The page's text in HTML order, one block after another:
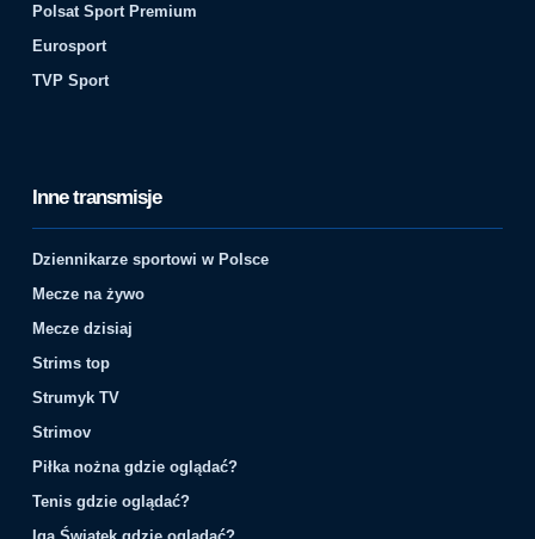
Polsat Sport Premium
Eurosport
TVP Sport
Inne transmisje
Dziennikarze sportowi w Polsce
Mecze na żywo
Mecze dzisiaj
Strims top
Strumyk TV
Strimov
Piłka nożna gdzie oglądać?
Tenis gdzie oglądać?